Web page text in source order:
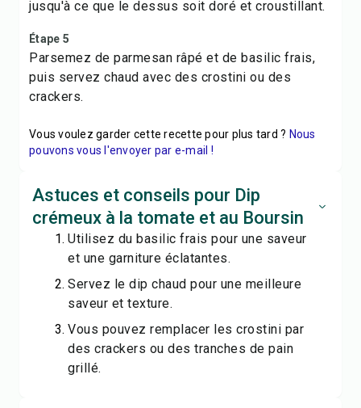
jusqu'à ce que le dessus soit doré et croustillant.
Étape 5
Parsemez de parmesan râpé et de basilic frais,
puis servez chaud avec des crostini ou des
crackers.
Vous voulez garder cette recette pour plus tard ? Nous
pouvons vous l'envoyer par e-mail !
Astuces et conseils pour Dip
crémeux à la tomate et au Boursin
Utilisez du basilic frais pour une saveur
et une garniture éclatantes.
Servez le dip chaud pour une meilleure
saveur et texture.
Vous pouvez remplacer les crostini par
des crackers ou des tranches de pain
grillé.